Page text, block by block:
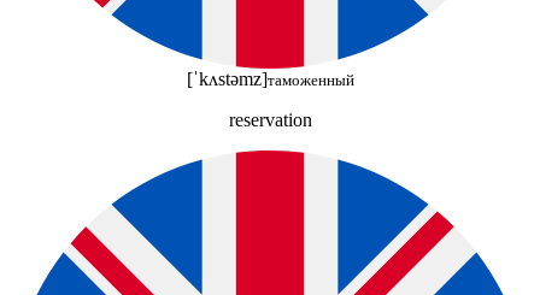
[ˈkʌstəmz]таможенный
reservation